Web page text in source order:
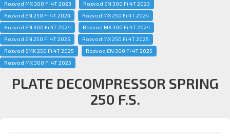
Rozvod MX 300 Fi 4T 2023
Rozvod EN 300 Fi 4T 2023
Rozvod EN 250 Fi 4T 2024
Rozvod MX 250 Fi 4T 2024
Rozvod EN 300 Fi 4T 2024
Rozvod MX 300 Fi 4T 2024
Rozvod EN 250 Fi 4T 2025
Rozvod MX 250 Fi 4T 2025
Rozvod SMK 250 Fi 4T 2025
Rozvod EN 300 Fi 4T 2025
Rozvod MX 300 Fi 4T 2025
PLATE DECOMPRESSOR SPRING
250 F.S.